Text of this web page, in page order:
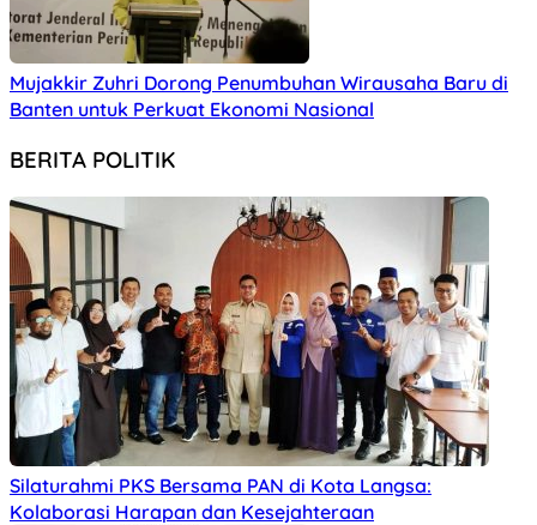
Mujakkir Zuhri Dorong Penumbuhan Wirausaha Baru di
Banten untuk Perkuat Ekonomi Nasional
BERITA POLITIK
Silaturahmi PKS Bersama PAN di Kota Langsa:
Kolaborasi Harapan dan Kesejahteraan